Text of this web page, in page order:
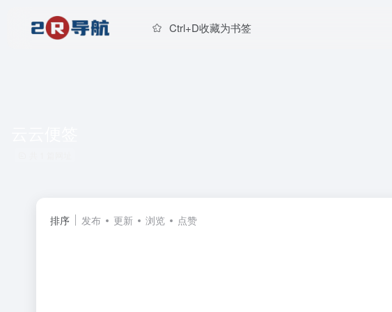
Ctrl+D收藏为书签
排序 发布 更新 浏览 点赞